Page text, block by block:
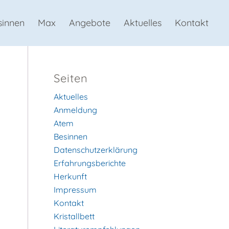
Max Angebote Aktuelles Kontakt
Seiten
Aktuelles
Anmeldung
Atem
Besinnen
Datenschutzerklärung
Erfahrungsberichte
Herkunft
Impressum
Kontakt
Kristallbett